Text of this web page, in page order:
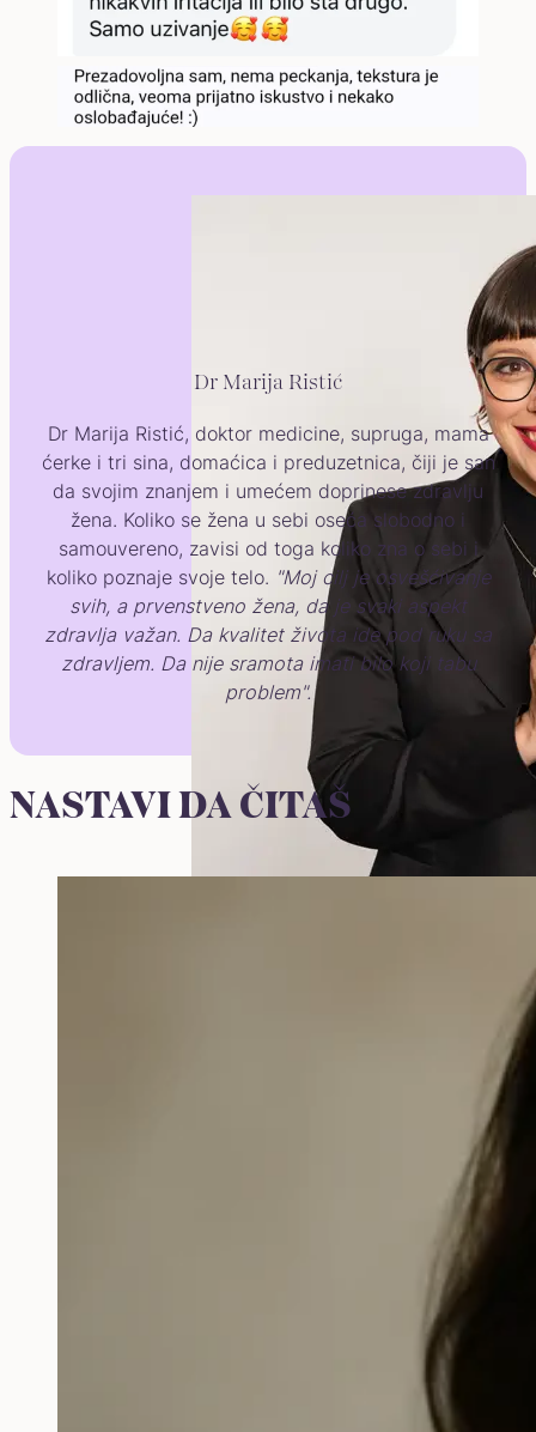
Dr Marija Ristić
Dr Marija Ristić, doktor medicine, supruga, mama
ćerke i tri sina, domaćica i preduzetnica, čiji je san
da svojim znanjem i umećem doprinese zdravlju
žena. Koliko se žena u sebi oseća slobodno i
samouvereno, zavisi od toga koliko zna o sebi i
koliko poznaje svoje telo. "Moj cilj je osvešćivanje
svih, a prvenstveno žena, da je svaki aspekt
zdravlja važan. Da kvalitet života ide pod ruku sa
zdravljem. Da nije sramota imati bilo koji tabu
problem".
NASTAVI DA ČITAŠ